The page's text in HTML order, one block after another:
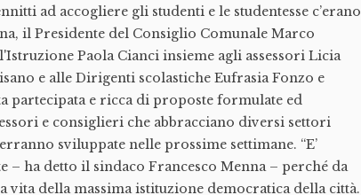
ad accogliere gli studenti e le studentesse c’erano
il Presidente del Consiglio Comunale Marco
Paola Cianci insieme agli assessori Licia
e alle Dirigenti scolastiche Eufrasia Fonzo e
partecipata e ricca di proposte formulate ed
e consiglieri che abbracciano diversi settori
sviluppate nelle prossime settimane. “E’
– ha detto il sindaco Francesco Menna – perché da
vita della massima istituzione democratica della città.